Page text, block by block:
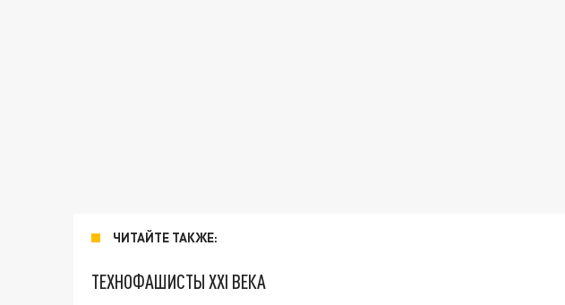
ЧИТАЙТЕ ТАКЖЕ:
ТЕХНОФАШИСТЫ XXI ВЕКА